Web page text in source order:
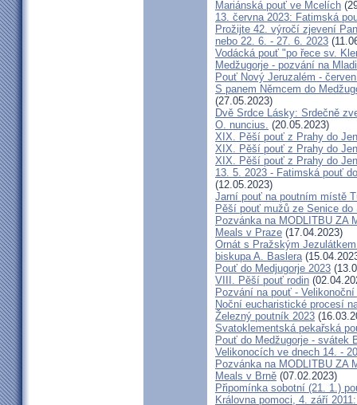
Mariánská pouť ve Mcelích
13. června 2023: Fatimská
Prožijte 42. výročí zjevení
nebo 22. 6. - 27. 6. 2023
Vodácká pouť "po řece sv.
Medžugorje - pozvání na
Pouť Nový Jeruzalém -
S panem Němcem do
(27.05.2023)
Dvě Srdce Lásky: Srdečně
O. nuncius. (20.05.2023)
XIX. Pěší pouť z Prahy do
XIX. Pěší pouť z Prahy do
XIX. Pěší pouť z Prahy do
13. 5. 2023 - Fatimská pouť
(12.05.2023)
Jarní pouť na poutním místě
Pěší pouť mužů ze Senice do
Pozvánka na MODLITBU ZA
Meals v Praze (17.04.2023)
Ornát s Pražským
biskupa A. Baslera
Pouť do Medjugorje 2023
VIII. Pěší pouť rodin
Pozvání na pouť -
Noční eucharistické procesí
Železný poutník 2023
Svatoklementská pekařská
Pouť do Medžugorje - svátek
Velikonocích ve dnech 14. -
Pozvánka na MODLITBU ZA
Meals v Brně (07.02.2023)
Připomínka sobotní (21. 1.)
Královna pomoci, 4. září